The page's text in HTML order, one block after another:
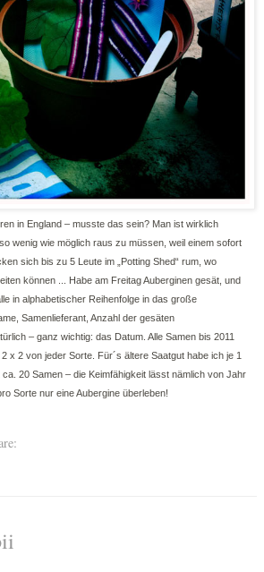
in England – musste das sein? Man ist wirklich
wenig wie möglich raus zu müssen, weil einem sofort
sich bis zu 5 Leute im „Potting Shed“ rum, wo
können ... Habe am Freitag Auberginen gesät, und
in alphabetischer Reihenfolge in das große
Samenlieferant, Anzahl der gesäten
– ganz wichtig: das Datum. Alle Samen bis 2011
x 2 von jeder Sorte. Für´s ältere Saatgut habe ich je 1
20 Samen – die Keimfähigkeit lässt nämlich von Jahr
Sorte nur eine Aubergine überleben!